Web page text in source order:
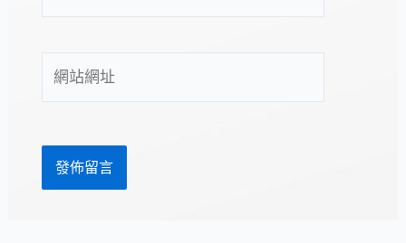
地
站